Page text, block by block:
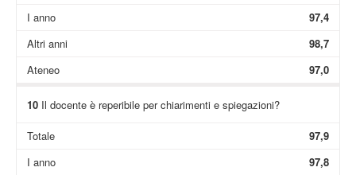
I anno
97,4
Altri anni
98,7
Ateneo
97,0
10Il docente è reperibile per chiarimenti e spiegazioni?
Totale
97,9
I anno
97,8